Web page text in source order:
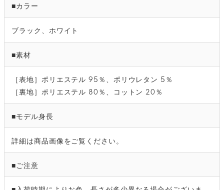
■カラー
ブラック、ホワイト
■素材
［表地］ポリエステル 95％、ポリウレタン 5％
［裏地］ポリエステル 80％、コットン 20％
■モデル身長
詳細は商品画像をご覧ください。
■ご注意